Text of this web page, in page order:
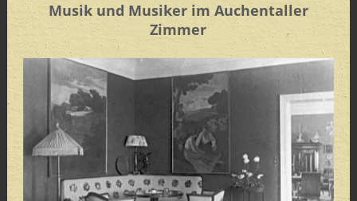
Musik und Musiker im Auchentaller
Zimmer